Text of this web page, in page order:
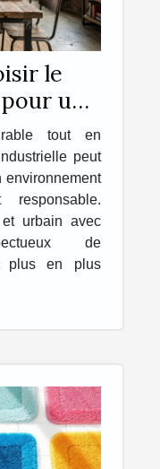
le
une
?
tout en
peut
environnement
et urbain avec
de
plus en plus